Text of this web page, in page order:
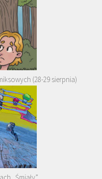
(28-29 sierpnia)